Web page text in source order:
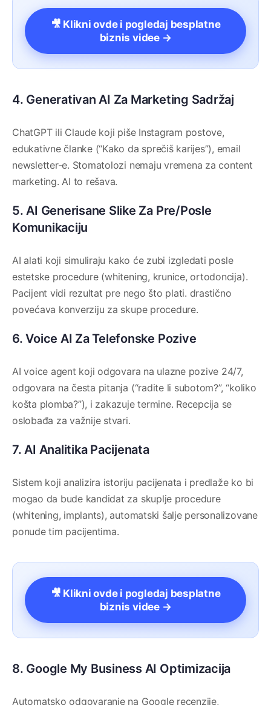
🎥 Klikni ovde i pogledaj besplatne
biznis videe →
4. Generativan AI Za Marketing Sadržaj
ChatGPT ili Claude koji piše Instagram postove,
edukativne članke (“Kako da sprečiš karijes”), email
newsletter-e. Stomatolozi nemaju vremena za content
marketing. AI to rešava.
5. AI Generisane Slike Za Pre/Posle
Komunikaciju
AI alati koji simuliraju kako će zubi izgledati posle
estetske procedure (whitening, krunice, ortodoncija).
Pacijent vidi rezultat pre nego što plati. drastično
povećava konverziju za skupe procedure.
6. Voice AI Za Telefonske Pozive
AI voice agent koji odgovara na ulazne pozive 24/7,
odgovara na česta pitanja (“radite li subotom?”, “koliko
košta plomba?”), i zakazuje termine. Recepcija se
oslobađa za važnije stvari.
7. AI Analitika Pacijenata
Sistem koji analizira istoriju pacijenata i predlaže ko bi
mogao da bude kandidat za skuplje procedure
(whitening, implants), automatski šalje personalizovane
ponude tim pacijentima.
🎥 Klikni ovde i pogledaj besplatne
biznis videe →
8. Google My Business AI Optimizacija
Automatsko odgovaranje na Google recenzije,